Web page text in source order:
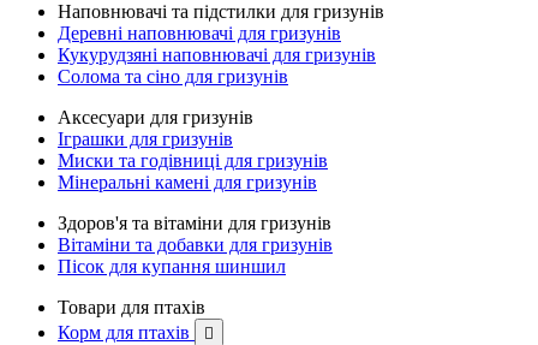
Наповнювачі та підстилки для гризунів
Деревні наповнювачі для гризунів
Кукурудзяні наповнювачі для гризунів
Солома та сіно для гризунів
Аксесуари для гризунів
Іграшки для гризунів
Миски та годівниці для гризунів
Мінеральні камені для гризунів
Здоров'я та вітаміни для гризунів
Вітаміни та добавки для гризунів
Пісок для купання шиншил
Товари для птахів
Корм для птахів
